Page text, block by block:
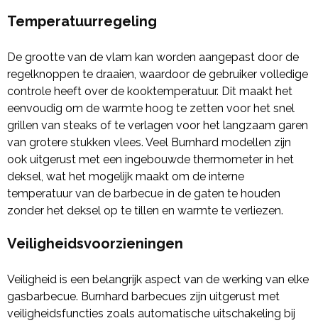
Temperatuurregeling
De grootte van de vlam kan worden aangepast door de
regelknoppen te draaien, waardoor de gebruiker volledige
controle heeft over de kooktemperatuur. Dit maakt het
eenvoudig om de warmte hoog te zetten voor het snel
grillen van steaks of te verlagen voor het langzaam garen
van grotere stukken vlees. Veel Burnhard modellen zijn
ook uitgerust met een ingebouwde thermometer in het
deksel, wat het mogelijk maakt om de interne
temperatuur van de barbecue in de gaten te houden
zonder het deksel op te tillen en warmte te verliezen.
Veiligheidsvoorzieningen
Veiligheid is een belangrijk aspect van de werking van elke
gasbarbecue. Burnhard barbecues zijn uitgerust met
veiligheidsfuncties zoals automatische uitschakeling bij